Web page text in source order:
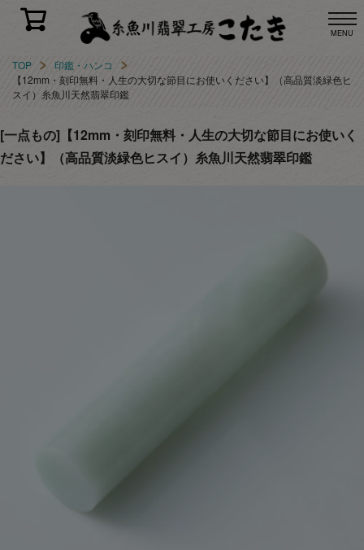
MENU
TOP
印鑑・ハンコ
【12mm・刻印無料・人生の大切な節目にお使いください】（高品質淡緑色ヒ
スイ）糸魚川天然翡翠印鑑
[一点もの]【12mm・刻印無料・人生の大切な節目にお使いく
ださい】（高品質淡緑色ヒスイ）糸魚川天然翡翠印鑑